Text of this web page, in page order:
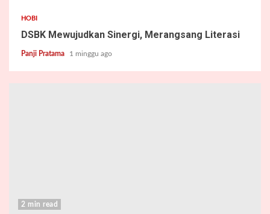
HOBI
DSBK Mewujudkan Sinergi, Merangsang Literasi
Panji Pratama 1 minggu ago
2 min read